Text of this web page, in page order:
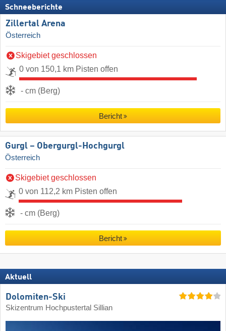
Schneeberichte
Zillertal Arena
Österreich
Skigebiet geschlossen
0 von 150,1 km Pisten offen
- cm (Berg)
Bericht
Gurgl – Obergurgl-Hochgurgl
Österreich
Skigebiet geschlossen
0 von 112,2 km Pisten offen
- cm (Berg)
Bericht
Aktuell
Dolomiten-Ski
Skizentrum Hochpustertal Sillian